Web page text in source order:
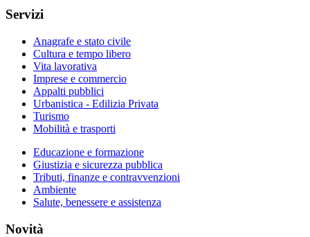
Servizi
Anagrafe e stato civile
Cultura e tempo libero
Vita lavorativa
Imprese e commercio
Appalti pubblici
Urbanistica - Edilizia Privata
Turismo
Mobilità e trasporti
Educazione e formazione
Giustizia e sicurezza pubblica
Tributi, finanze e contravvenzioni
Ambiente
Salute, benessere e assistenza
Novità